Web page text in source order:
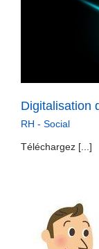
Digitalisation
RH - Social
Téléchargez [...]